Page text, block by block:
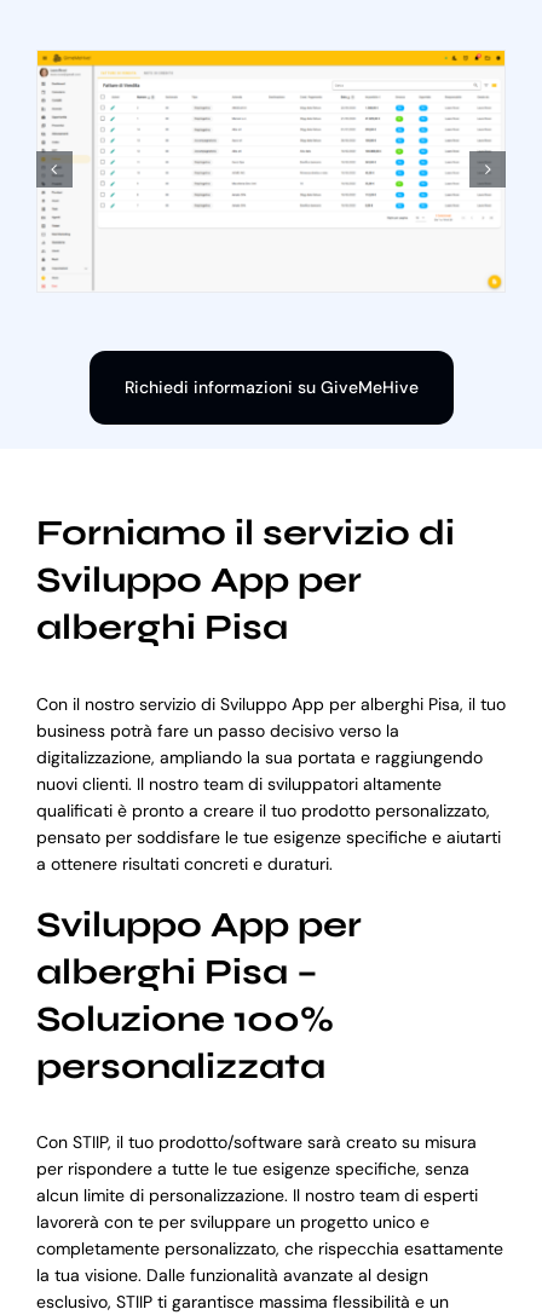
Richiedi informazioni su GiveMeHive
Forniamo il servizio di
Sviluppo App per
alberghi Pisa
Con il nostro servizio di Sviluppo App per alberghi Pisa, il tuo
business potrà fare un passo decisivo verso la
digitalizzazione, ampliando la sua portata e raggiungendo
nuovi clienti. Il nostro team di sviluppatori altamente
qualificati è pronto a creare il tuo prodotto personalizzato,
pensato per soddisfare le tue esigenze specifiche e aiutarti
a ottenere risultati concreti e duraturi.
Sviluppo App per
alberghi Pisa –
Soluzione 100%
personalizzata
Con STIIP, il tuo prodotto/software sarà creato su misura
per rispondere a tutte le tue esigenze specifiche, senza
alcun limite di personalizzazione. Il nostro team di esperti
lavorerà con te per sviluppare un progetto unico e
completamente personalizzato, che rispecchia esattamente
la tua visione. Dalle funzionalità avanzate al design
esclusivo, STIIP ti garantisce massima flessibilità e un